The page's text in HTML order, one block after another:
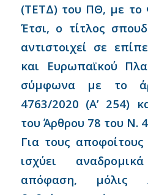
(ΤΕΤΔ) του ΠΘ, με το
Έτσι, ο τίτλος
αντιστοιχεί σε
και Ευρωπαϊκού
σύμφωνα με το
4763/2020 (Α’ 254)
του Άρθρου 78 του Ν.
Για τους
ισχύει
απόφαση, μόλις